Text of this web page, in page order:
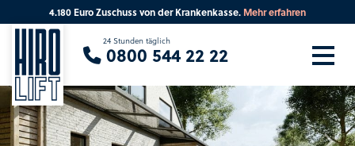
4.180 Euro Zuschuss von der Krankenkasse. Mehr erfahren
24 Stunden täglich
0800 544 22 22
Sie suchen eine Beratung vor Ort?
Ihre PLZ Beratung